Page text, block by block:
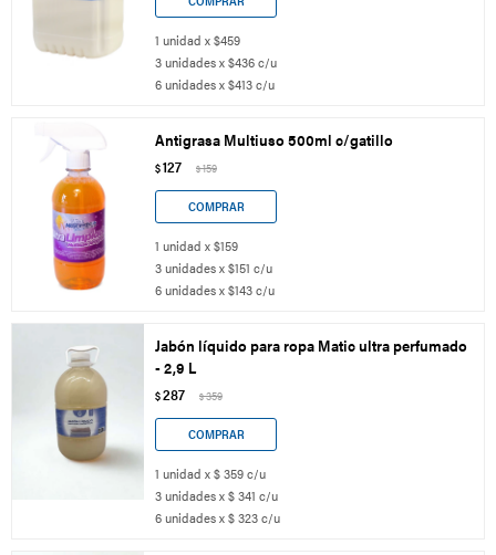
1 unidad x $459
3 unidades x $436 c/u
6 unidades x $413 c/u
Antigrasa Multiuso 500ml c/gatillo
$127 $159
1 unidad x $159
3 unidades x $151 c/u
6 unidades x $143 c/u
Jabón líquido para ropa Matic ultra perfumado
- 2,9 L
$287 $359
1 unidad x $ 359 c/u
3 unidades x $ 341 c/u
6 unidades x $ 323 c/u